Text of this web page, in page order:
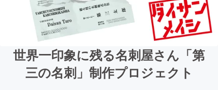
世界一印象に残る名刺屋さん「第
三の名刺」制作プロジェクト